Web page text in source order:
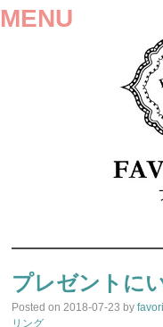
MENU
TO
CONTENT
プレゼントに
Posted on2018-07-23 by
リング